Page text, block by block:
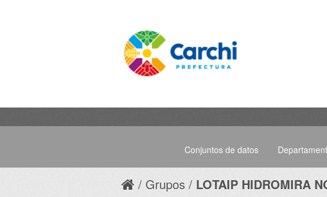
Conjuntos de datos
Grupos LOTAIP HIDROMIRA